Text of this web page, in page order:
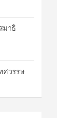
มาธิ
ศวรรษ